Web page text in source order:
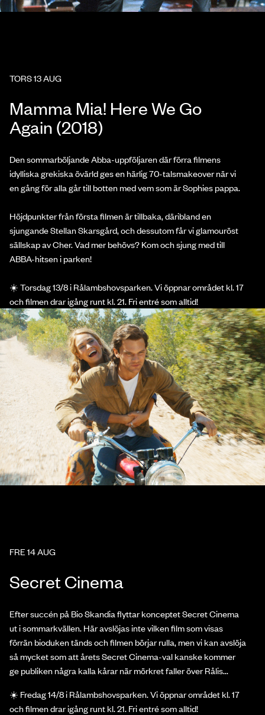
TORS 13 AUG
Mamma Mia! Here We Go
Again (2018)
Den sommarböljande Abba-uppföljaren där förra filmens
idylliska grekiska övärld ges en härlig 70-talsmakeover när vi
en gång för alla går till botten med vem som är Sophies pappa.
Höjdpunkter från första filmen är tillbaka, däribland en
sjungande Stellan Skarsgård, och dessutom får vi glamouröst
sällskap av Cher. Vad mer behövs? Kom och sjung med till
ABBA-hitsen i parken!
☀️ Torsdag 13/8 i Rålambshovsparken. Vi öppnar området kl. 17
och filmen drar igång runt kl. 21. Fri entré som alltid!
FRE 14 AUG
Secret Cinema
Efter succén på Bio Skandia flyttar konceptet Secret Cinema
ut i sommarkvällen. Här avslöjas inte vilken film som visas
förrän bioduken tänds och filmen börjar rulla, men vi kan avslöja
så mycket som att årets Secret Cinema-val kanske kommer
ge publiken några kalla kårar när mörkret faller över Rålis...
☀️ Fredag 14/8 i Rålambshovsparken. Vi öppnar området kl. 17
och filmen drar igång runt kl. 21. Fri entré som alltid!